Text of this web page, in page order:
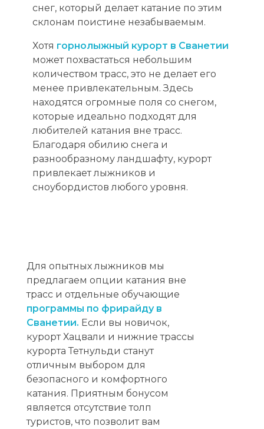
снег, который делает катание по этим
склонам поистине незабываемым.
Хотя горнолыжный курорт в Сванетии
может похвастаться небольшим
количеством трасс, это не делает его
менее привлекательным. Здесь
находятся огромные поля со снегом,
которые идеально подходят для
любителей катания вне трасс.
Благодаря обилию снега и
разнообразному ландшафту, курорт
привлекает лыжников и
сноубордистов любого уровня.
Для опытных лыжников мы
предлагаем опции катания вне
трасс и отдельные обучающие
программы по фрирайду в
Сванетии. Если вы новичок,
курорт Хацвали и нижние трассы
курорта Тетнульди станут
отличным выбором для
безопасного и комфортного
катания. Приятным бонусом
является отсутствие толп
туристов, что позволит вам